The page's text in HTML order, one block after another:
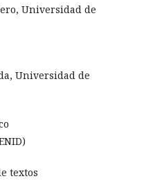
Universidad de
Universidad de
textos